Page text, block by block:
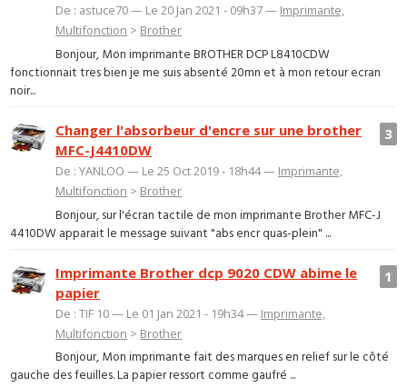
De : astuce70 — Le 20 Jan 2021 - 09h37 — Imprimante,
Multifonction > Brother
Bonjour, Mon imprimante BROTHER DCP L8410CDW
fonctionnait tres bien je me suis absenté 20mn et à mon retour ecran
noir...
3
Changer l'absorbeur d'encre sur une brother
MFC-J4410DW
De : YANLOO — Le 25 Oct 2019 - 18h44 — Imprimante,
Multifonction > Brother
Bonjour, sur l'écran tactile de mon imprimante Brother MFC-J
4410DW apparait le message suivant "abs encr quas-plein" ...
1
Imprimante Brother dcp 9020 CDW abime le
papier
De : TIF 10 — Le 01 Jan 2021 - 19h34 — Imprimante,
Multifonction > Brother
Bonjour, Mon imprimante fait des marques en relief sur le côté
gauche des feuilles. La papier ressort comme gaufré ...